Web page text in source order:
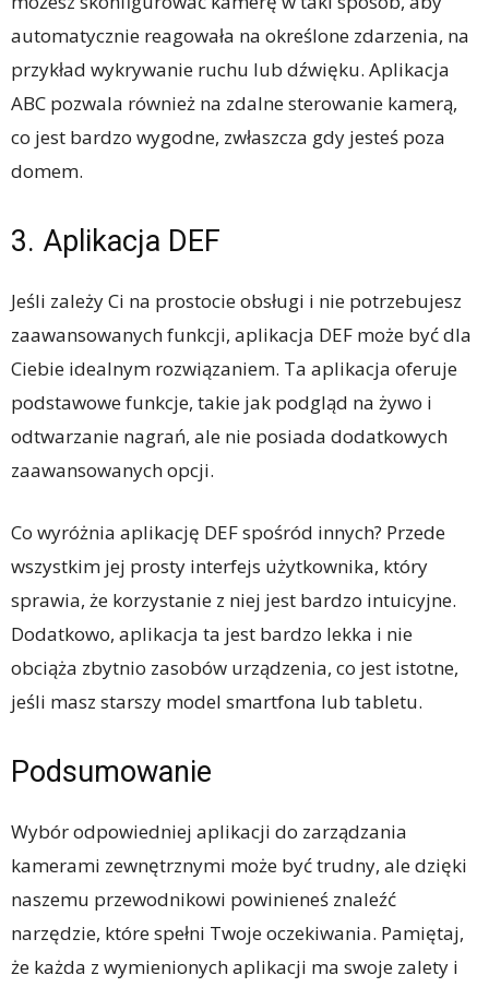
automatycznie reagowała na określone zdarzenia, na
przykład wykrywanie ruchu lub dźwięku. Aplikacja
ABC pozwala również na zdalne sterowanie kamerą,
co jest bardzo wygodne, zwłaszcza gdy jesteś poza
domem.
3. Aplikacja DEF
Jeśli zależy Ci na prostocie obsługi i nie potrzebujesz
zaawansowanych funkcji, aplikacja DEF może być dla
Ciebie idealnym rozwiązaniem. Ta aplikacja oferuje
podstawowe funkcje, takie jak podgląd na żywo i
odtwarzanie nagrań, ale nie posiada dodatkowych
zaawansowanych opcji.
Co wyróżnia aplikację DEF spośród innych? Przede
wszystkim jej prosty interfejs użytkownika, który
sprawia, że korzystanie z niej jest bardzo intuicyjne.
Dodatkowo, aplikacja ta jest bardzo lekka i nie
obciąża zbytnio zasobów urządzenia, co jest istotne,
jeśli masz starszy model smartfona lub tabletu.
Podsumowanie
Wybór odpowiedniej aplikacji do zarządzania
kamerami zewnętrznymi może być trudny, ale dzięki
naszemu przewodnikowi powinieneś znaleźć
narzędzie, które spełni Twoje oczekiwania. Pamiętaj,
że każda z wymienionych aplikacji ma swoje zalety i